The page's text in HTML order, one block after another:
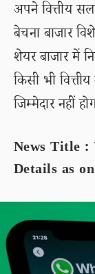
अपने वित्तीय
बेचना बाजार
शेयर बाजार में
किसी भी
जिम्मेदार नहीं
News Title :
Details as